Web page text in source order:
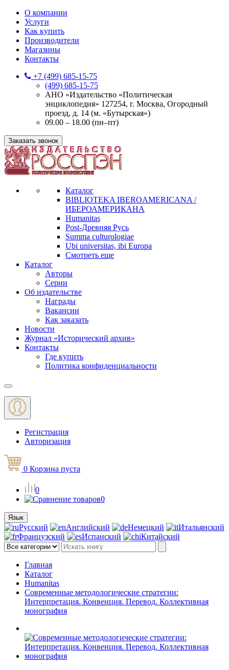
О компании
Услуги
Как купить
Производители
Магазины
Контакты
+7 (499) 685-15-75
(499) 685-15-75
АНО «Издательство «Политическая
энциклопедия» 127254, г. Москва, Огородный
проезд, д. 14 (м. «Бутырская»)
09.00 – 18.00 (пн–пт)
Заказать звонок
Каталог
BIBLIOTEKA IBEROAMERICANA /
ИБЕРОАМЕРИКАНА
Humanitas
Post-Древняя Русь
Summa culturologiae
Ubi universitas, ibi Europa
Смотреть еще
Каталог
Авторы
Серии
Об издательстве
Награды
Вакансии
Как заказать
Новости
Журнал «Исторический архив»‎
Контакты
Где купить
Политика конфиденциальности
Меню
Регистрация
Авторизация
0 Корзина пуста
0
0
Язык
Русский Английский Немецкий
Итальянский
Французский
Испанский Китайский
Главная
Каталог
Humanitas
Современные методологические стратегии:
Интерпретация. Конвенция. Перевод. Коллективная
монография